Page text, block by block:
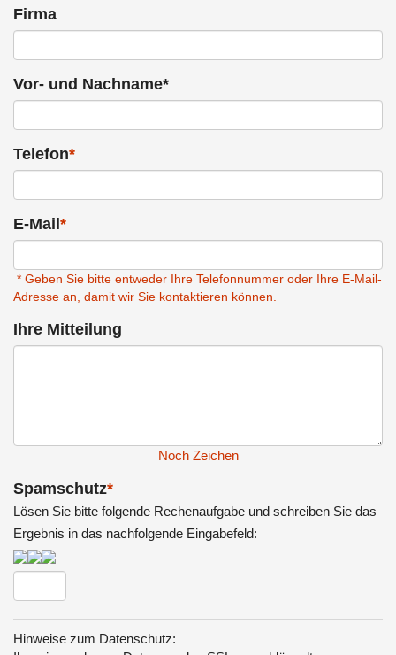
Firma
Vor- und Nachname*
Telefon*
E-Mail *
* Geben Sie bitte entweder Ihre Telefonnummer oder Ihre E-Mail-
Adresse an, damit wir Sie kontaktieren können.
Ihre Mitteilung
Noch Zeichen
Spamschutz*
Lösen Sie bitte folgende Rechenaufgabe und schreiben Sie das
Ergebnis in das nachfolgende Eingabefeld:
Hinweise zum Datenschutz: